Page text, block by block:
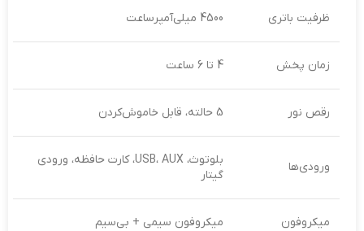
ظرفیت باتری 4500 میلی‌آمپر‌ساعت
زمان پخش 4 تا 6 ساعت
رقص نور 5 حالته، قابل خاموش‌کردن
ورودی‌ها
بلوتوث، USB، AUX، کارت حافظه، ورودی
گیتار
میکروفون میکروفون سیمی + بی‌سیم